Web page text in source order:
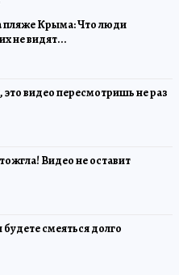
пляже Крыма: Что люди
не видят...
это видео пересмотришь не раз
Видео не оставит
смеяться долго